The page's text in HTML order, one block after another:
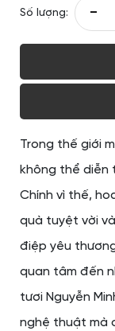
Số lượng: -
Trong thế giới
không thể diễn
Chính vì thế,
quà tuyệt vời
điệp yêu
quan tâm đến
tươi Nguyễn
nghệ thuật mà